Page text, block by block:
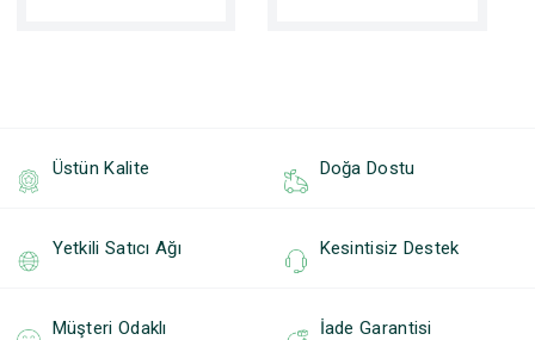
Üstün Kalite Doğa Dostu
Yetkili Satıcı Ağı Kesintisiz Destek
Müşteri Odaklı İade Garantisi